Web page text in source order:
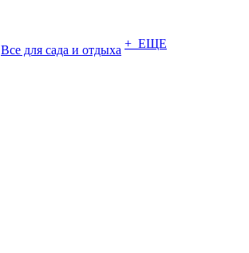
Все для сада и отдыха + ЕЩЕ